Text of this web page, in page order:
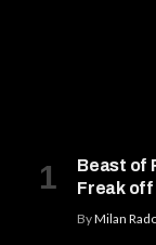
Beast of
Freak
ByMilan